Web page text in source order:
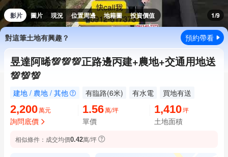
影片 圖片 現況 位置周邊 地籍圖 投資價值 1/9
對這筆土地有興趣？ 預約帶看
昱達阿晞💯💯💯正路邊丙建+農地+交通用地送
💯💯💯
建地 / 農地 / 其他 有臨路(6米) 有水電 買地有送
2,200萬元
詢問底價
1.56萬/坪
單價
1,410坪
土地面積
相似條件： 成交均價0.42萬/坪